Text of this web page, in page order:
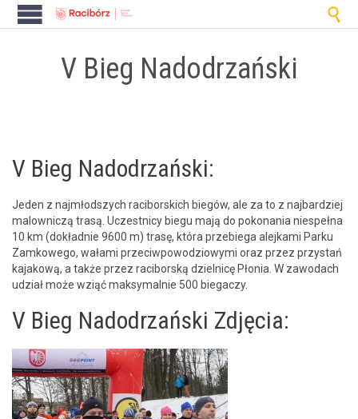

V Bieg Nadodrzański
V Bieg Nadodrzański:
Jeden z najmłod­szych raci­bors­kich biegów, ale za to z najbardziej
mal­own­iczą trasą. Uczest­ni­cy biegu mają do poko­na­nia niespeł­na
10 km (dokład­nie 9600 m) trasę, która prze­b­ie­ga ale­jka­mi Parku
Zamkowego, wała­mi prze­ci­w­powodziowy­mi oraz przez przys­tań
kajakową, a także przez raci­borską dziel­nicę Pło­nia. W zawodach
udzi­ał może wziąć maksy­mal­nie 500 biegaczy.
V Bieg Nadodrzański Zdjęcia: